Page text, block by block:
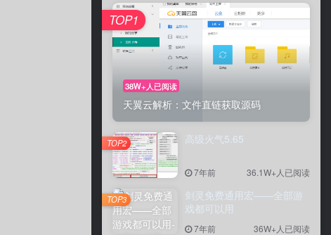
38W+人已阅读
天翼云解析：文件直链获取源码
TOP1
高级火气5.65
7年前 36.1W+人已阅读
TOP2
剑灵免费通用宏——全部游
戏都可以用
7年前 36W+人已阅读
TOP3